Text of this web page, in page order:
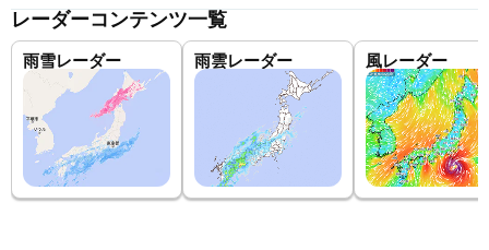
レーダーコンテンツ一覧
雨雪レーダー 雨雲レーダー 風レーダー